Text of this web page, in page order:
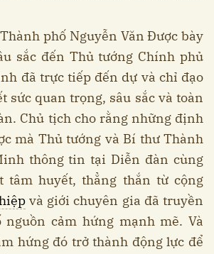
phố Nguyễn Văn Được bày
sắc đến Thủ tướng Chính phủ
đã trực tiếp đến dự và chỉ đạo
sức quan trọng, sâu sắc và toàn
Chủ tịch cho rằng những định
mà Thủ tướng và Bí thư Thành
thông tin tại Diễn đàn cùng
tâm huyết, thẳng thắn từ cộng
và giới chuyên gia đã truyền
nguồn cảm hứng mạnh mẽ. Và
hứng đó trở thành động lực để